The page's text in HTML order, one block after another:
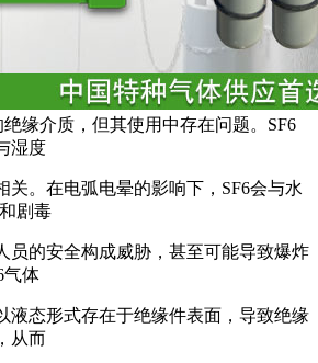
缘介质，但其使用中存在问题。SF6
湿度
关。在电弧电晕的影响下，SF6会与水
剧毒
员的安全构成威胁，甚至可能导致爆炸
气体
液态形式存在于绝缘件表面，导致绝缘
从而